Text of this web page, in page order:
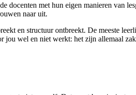
docenten met hun eigen manieren van
naar uit.
en structuur ontbreekt. De meeste
wel en niet werkt: het zijn allemaal